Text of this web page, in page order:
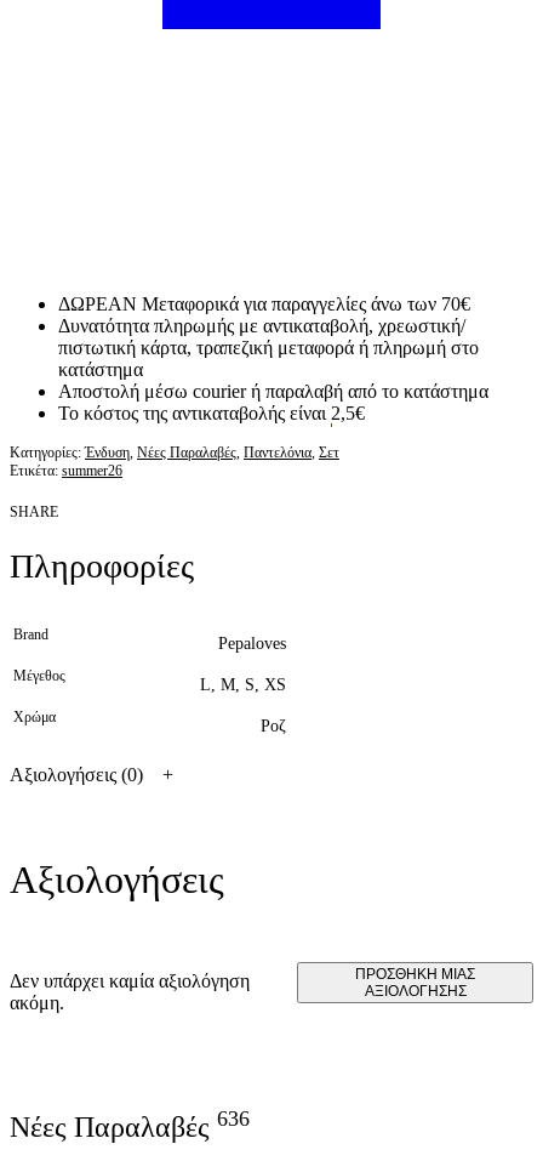
ΔΩΡΕΑΝ Μεταφορικά για παραγγελίες άνω των 70€
Δυνατότητα πληρωμής με αντικαταβολή, χρεωστική/
πιστωτική κάρτα, τραπεζική μεταφορά ή πληρωμή στο
κατάστημα
Αποστολή μέσω courier ή παραλαβή από το κατάστημα
Το κόστος της αντικαταβολής είναι 2,5€
Κατηγορίες:Ένδυση, Νέες Παραλαβές, Παντελόνια, Σετ
Ετικέτα: summer26
SHARE
Πληροφορίες
Brand Pepaloves
Μέγεθος L, M, S, XS
Χρώμα Ροζ
Αξιολογήσεις (0)
Αξιολογήσεις
Δεν υπάρχει καμία αξιολόγηση
ακόμη.
ΠΡΟΣΘΉΚΗ ΜΊΑΣ
ΑΞΙΟΛΌΓΗΣΗΣ
Νέες Παραλαβές 636